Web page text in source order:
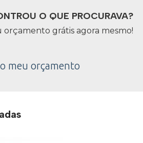
O QUE PROCURAVA?
orçamento grátis agora mesmo!
meu orçamento